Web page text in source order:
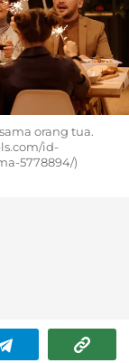
orang tua.
id-
5778894/)